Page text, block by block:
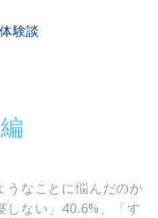
体験談
うなことに悩んだのか
しない」40.6%、「す